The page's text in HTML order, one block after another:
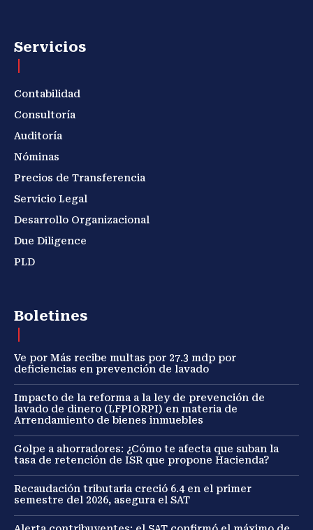
Servicios
Contabilidad
Consultoría
Auditoría
Nóminas
Precios de Transferencia
Servicio Legal
Desarrollo Organizacional
Due Diligence
PLD
Boletines
Ve por Más recibe multas por 27.3 mdp por
deficiencias en prevención de lavado
Impacto de la reforma a la ley de prevención de
lavado de dinero (LFPIORPI) en materia de
Arrendamiento de bienes inmuebles
Golpe a ahorradores: ¿Cómo te afecta que suban la
tasa de retención de ISR que propone Hacienda?
Recaudación tributaria creció 6.4 en el primer
semestre del 2026, asegura el SAT